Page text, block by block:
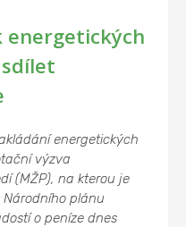
energetických
energetických
výzva
(MŽP), na kterou je
plánu
o peníze dnes